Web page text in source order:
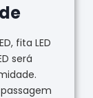
fita LED
será